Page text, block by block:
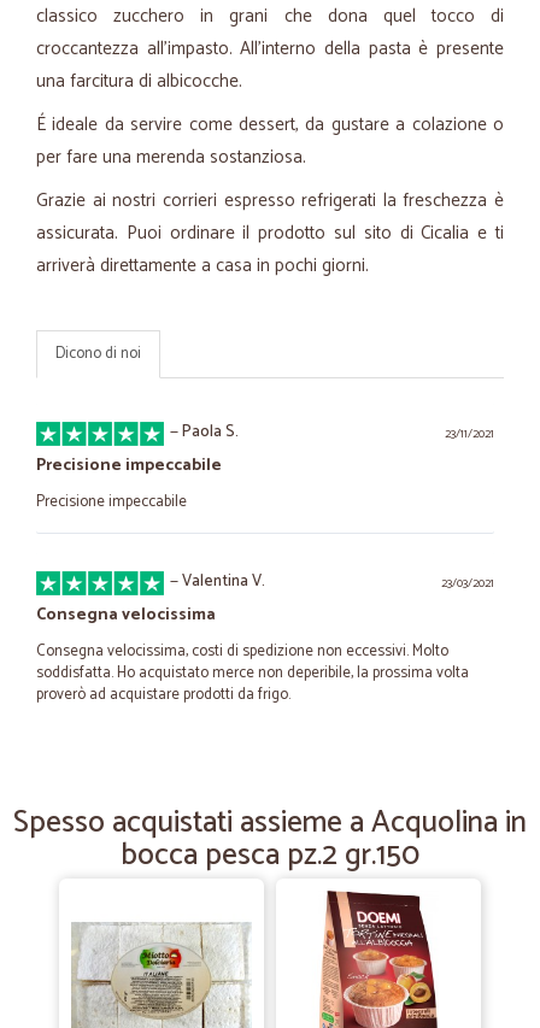
classico zucchero in grani che dona quel tocco di
croccantezza all'impasto. All'interno della pasta è presente
una farcitura di albicocche.
É ideale da servire come dessert, da gustare a colazione o
per fare una merenda sostanziosa.
Grazie ai nostri corrieri espresso refrigerati la freschezza è
assicurata. Puoi ordinare il prodotto sul sito di Cicalia e ti
arriverà direttamente a casa in pochi giorni.
Dicono di noi
23/11/2021
—Paola S.
Precisione impeccabile
Precisione impeccabile
23/03/2021
—Valentina V.
Consegna velocissima
Consegna velocissima, costi di spedizione non eccessivi. Molto
soddisfatta. Ho acquistato merce non deperibile, la prossima volta
proverò ad acquistare prodotti da frigo.
- consegna puntuale. - ottimi imballi. - Servizio eccellente. Grazie
—Enrico M.
ottimo servizio,alcuni prodotti sono un…
ottimo servizio,alcuni prodotti sono un pò più costosi rispetto ai
supermercati.
Spesso acquistati assieme a Acquolina in
bocca pesca pz.2 gr.150